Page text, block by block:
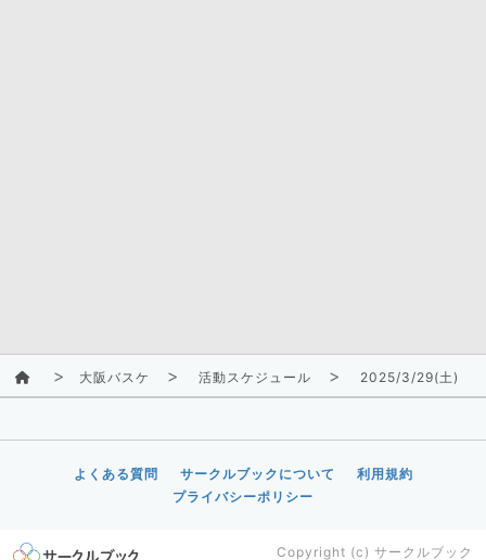
大阪バスケ 活動スケジュール 2025/3/29(土)
よくある質問 サークルブックについて
利用規約
プライバシーポリシー
Copyright (c) サークルブック